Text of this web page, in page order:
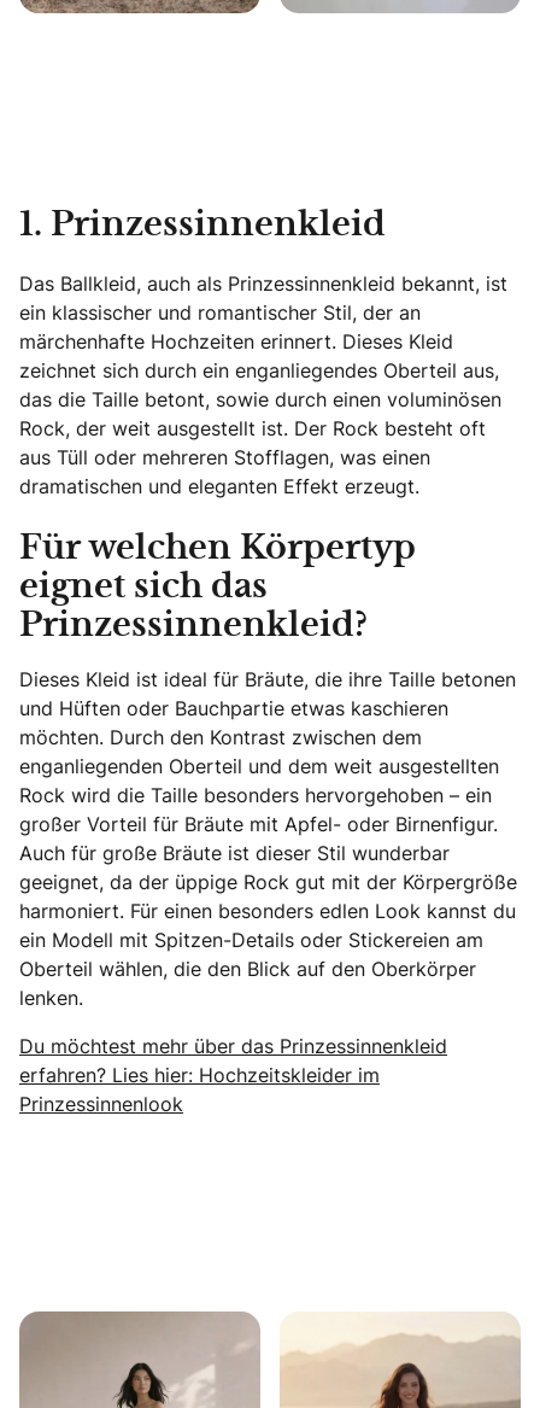
1. Prinzessinnenkleid
Das Ballkleid, auch als Prinzessinnenkleid bekannt, ist
ein klassischer und romantischer Stil, der an
märchenhafte Hochzeiten erinnert. Dieses Kleid
zeichnet sich durch ein enganliegendes Oberteil aus,
das die Taille betont, sowie durch einen voluminösen
Rock, der weit ausgestellt ist. Der Rock besteht oft
aus Tüll oder mehreren Stofflagen, was einen
dramatischen und eleganten Effekt erzeugt.
Für welchen Körpertyp
eignet sich das
Prinzessinnenkleid?
Dieses Kleid ist ideal für Bräute, die ihre Taille betonen
und Hüften oder Bauchpartie etwas kaschieren
möchten. Durch den Kontrast zwischen dem
enganliegenden Oberteil und dem weit ausgestellten
Rock wird die Taille besonders hervorgehoben – ein
großer Vorteil für Bräute mit Apfel- oder Birnenfigur.
Auch für große Bräute ist dieser Stil wunderbar
geeignet, da der üppige Rock gut mit der Körpergröße
harmoniert. Für einen besonders edlen Look kannst du
ein Modell mit Spitzen-Details oder Stickereien am
Oberteil wählen, die den Blick auf den Oberkörper
lenken.
Du möchtest mehr über das Prinzessinnenkleid
erfahren? Lies hier: Hochzeitskleider im
Prinzessinnenlook